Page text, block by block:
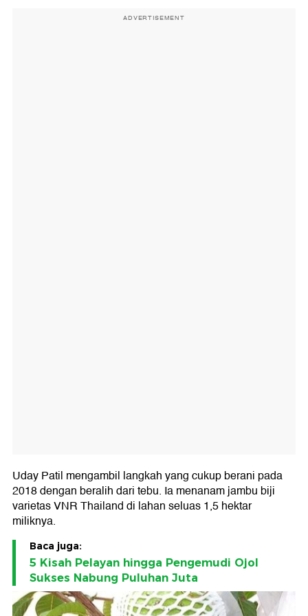
ADVERTISEMENT
Uday Patil mengambil langkah yang cukup berani pada
2018 dengan beralih dari tebu. Ia menanam jambu biji
varietas VNR Thailand di lahan seluas 1,5 hektar
miliknya.
Baca juga:
5 Kisah Pelayan hingga Pengemudi Ojol
Sukses Nabung Puluhan Juta